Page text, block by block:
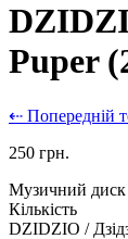
Puper
⇠ Попередній
250 грн.
Музичний
Кількість
DZIDZIO /